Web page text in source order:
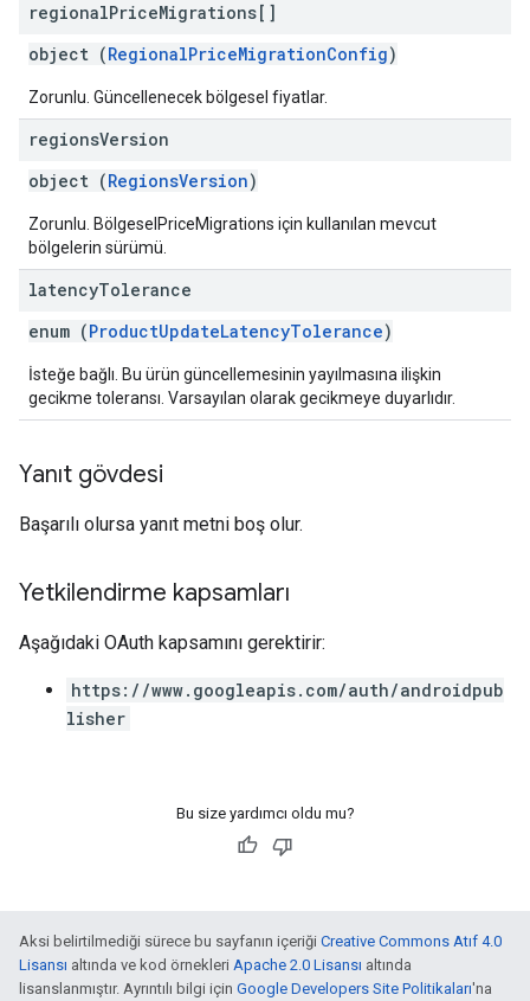
regionalPriceMigrations[]
object (RegionalPriceMigrationConfig)
Zorunlu. Güncellenecek bölgesel fiyatlar.
regionsVersion
object (RegionsVersion)
Zorunlu. BölgeselPriceMigrations için kullanılan mevcut
bölgelerin sürümü.
latencyTolerance
enum (ProductUpdateLatencyTolerance)
İsteğe bağlı. Bu ürün güncellemesinin yayılmasına ilişkin
gecikme toleransı. Varsayılan olarak gecikmeye duyarlıdır.
Yanıt gövdesi
Başarılı olursa yanıt metni boş olur.
Yetkilendirme kapsamları
Aşağıdaki OAuth kapsamını gerektirir:
https://www.googleapis.com/auth/androidpub
lisher
Bu size yardımcı oldu mu?
Aksi belirtilmediği sürece bu sayfanın içeriği Creative Commons Atıf 4.0
Lisansı altında ve kod örnekleri Apache 2.0 Lisansı altında
lisanslanmıştır. Ayrıntılı bilgi için Google Developers Site Politikaları'na